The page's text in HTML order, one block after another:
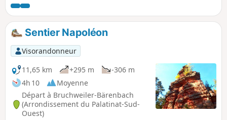
rocheuses bizarres en grès bigarré bordent le chemin, on
passe sous d'imposantes portes rocheuses et on traverse
une vallée idyllique.
Sentier Napoléon
Visorandonneur
11,65 km
+295 m
-306 m
4h 10
Moyenne
Départ à Bruchweiler-Bärenbach
(Arrondissement du Palatinat-Sud-
Ouest)